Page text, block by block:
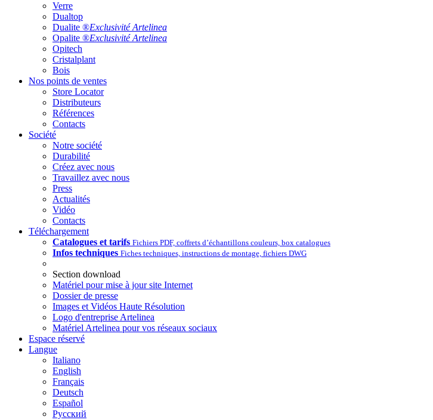
Verre
Dualtop
Dualite ®Exclusivité Artelinea
Opalite ®Exclusivité Artelinea
Opitech
Cristalplant
Bois
Nos points de ventes
Store Locator
Distributeurs
Références
Contacts
Société
Notre société
Durabilité
Créez avec nous
Travaillez avec nous
Press
Actualités
Vidéo
Contacts
Téléchargement
Catalogues et tarifs Fichiers PDF, coffrets d’échantillons couleurs, box catalogues
Infos techniques Fiches techniques, instructions de montage, fichiers DWG
Section download
Matériel pour mise à jour site Internet
Dossier de presse
Images et Vidéos Haute Résolution
Logo d'entreprise Artelinea
Matériel Artelinea pour vos réseaux sociaux
Espace réservé
Langue
Italiano
English
Français
Deutsch
Español
Pусский